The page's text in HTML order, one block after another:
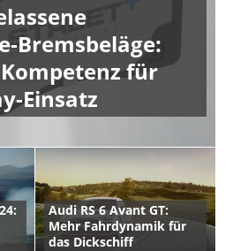
Bremsbeläge:
für
Einsatz
Audi RS 6 Avant GT:
Mehr Fahrdynamik für
das Dickschiff